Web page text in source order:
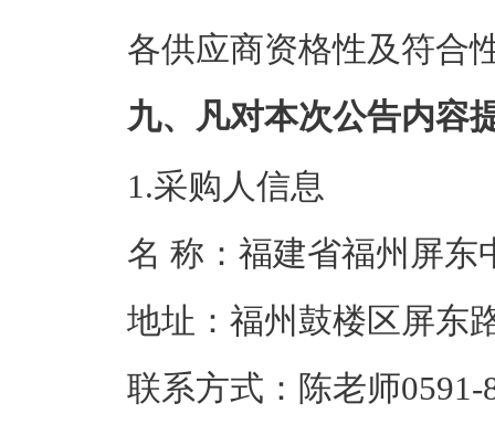
各供应商资格性及符合
九、凡对本次公告内容
1.采购人信息
名 称：福建省福
地址：福州鼓
联系方式：陈老